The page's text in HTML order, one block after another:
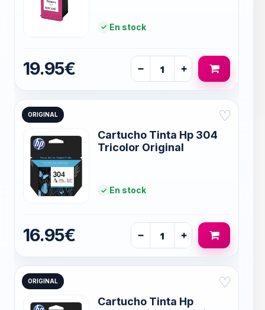
En stock
19.95€ − +
ORIGINAL ♡
Cartucho Tinta Hp 304
Tricolor Original
En stock
16.95€ − +
ORIGINAL ♡
Cartucho Tinta Hp